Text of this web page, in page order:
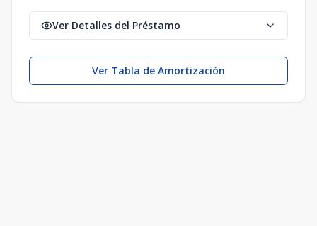
Ver Detalles del Préstamo
Ver Tabla de Amortización